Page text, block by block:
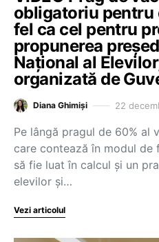
obligatoriu pentru
fel ca cel pentru
propunerea
Național al
organizată de
Diana Ghimiși 22
Pe lângă pragul de 60% al
care contează în modul de
să fie luat în calcul și un
elevilor și…
Vezi articolul